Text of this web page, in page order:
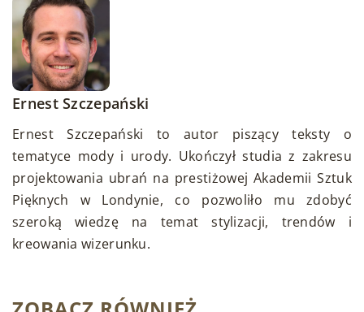
Ernest Szczepański
Ernest Szczepański to autor piszący teksty o
tematyce mody i urody. Ukończył studia z zakresu
projektowania ubrań na prestiżowej Akademii Sztuk
Pięknych w Londynie, co pozwoliło mu zdobyć
szeroką wiedzę na temat stylizacji, trendów i
kreowania wizerunku.